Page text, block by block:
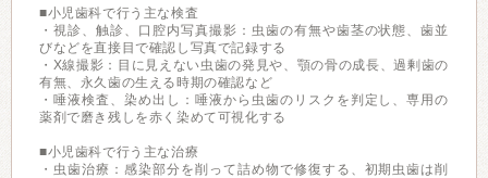
■小児歯科で行う主な検査
・視診、触診、口腔内写真撮影：虫歯の有無や歯茎の状態、歯並
びなどを直接目で確認し写真で記録する
・X線撮影：目に見えない虫歯の発見や、顎の骨の成長、過剰歯の
有無、永久歯の生える時期の確認など
・唾液検査、染め出し：唾液から虫歯のリスクを判定し、専用の
薬剤で磨き残しを赤く染めて可視化する
■小児歯科で行う主な治療
・虫歯治療：感染部分を削って詰め物で修復する、初期虫歯は削